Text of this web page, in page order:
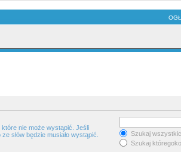
które nie może wystąpić. Jeśli
słów będzie musiało wystąpić.
Szukaj
Szukaj